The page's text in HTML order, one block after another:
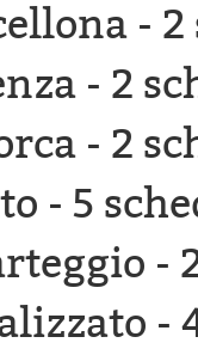
- 2
- 2
- 2
- 5
-
-